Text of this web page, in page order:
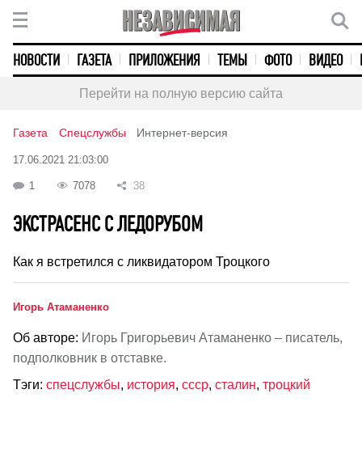
НОВОСТИ ГАЗЕТА ПРИЛОЖЕНИЯ ТЕМЫ ФОТО ВИДЕО
Перейти на полную версию сайта
Газета Спецслужбы Интернет-версия
17.06.2021 21:03:00
1 7078 38
ЭКСТРАСЕНС С ЛЕДОРУБОМ
Как я встретился с ликвидатором Троцкого
Игорь Атаманенко
Об авторе: Игорь Григорьевич Атаманенко – писатель,
подполковник в отставке.
Тэги: спецслужбы, история, ссср, сталин, троцкий